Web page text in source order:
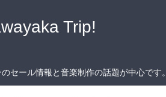
Trip!
セール情報と音楽制作の話題が中心です。